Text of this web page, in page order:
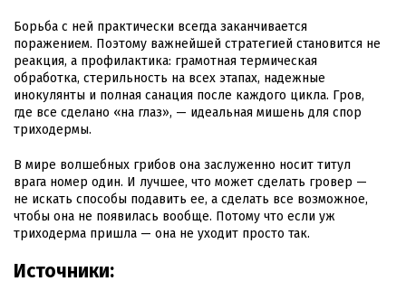
Борьба с ней практически всегда заканчивается
поражением. Поэтому важнейшей стратегией становится не
реакция, а профилактика: грамотная термическая
обработка, стерильность на всех этапах, надежные
инокулянты и полная санация после каждого цикла. Гров,
где все сделано «на глаз», — идеальная мишень для спор
триходермы.
В мире волшебных грибов она заслуженно носит титул
врага номер один. И лучшее, что может сделать гровер —
не искать способы подавить ее, а сделать все возможное,
чтобы она не появилась вообще. Потому что если уж
триходерма пришла — она не уходит просто так.
Источники: